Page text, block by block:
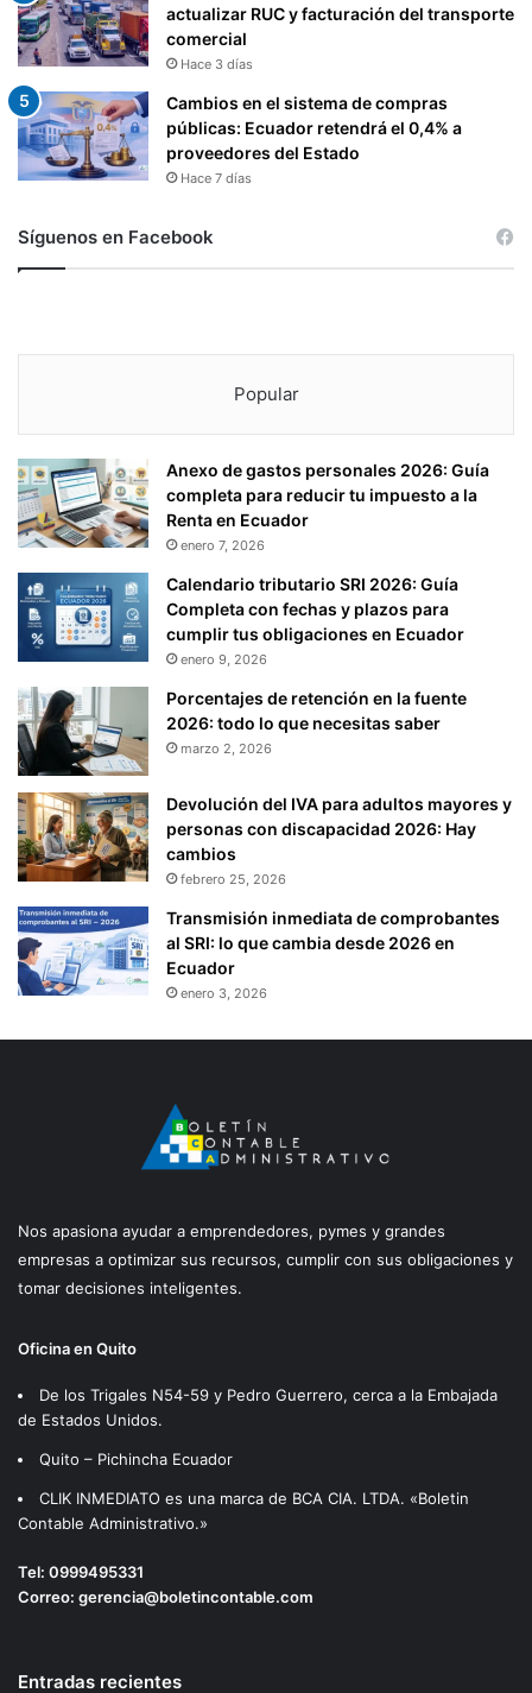
actualizar RUC y facturación del transporte
comercial
Hace 3 días
Cambios en el sistema de compras
públicas: Ecuador retendrá el 0,4% a
proveedores del Estado
Hace 7 días
Síguenos en Facebook
Popular
Anexo de gastos personales 2026: Guía
completa para reducir tu impuesto a la
Renta en Ecuador
enero 7, 2026
Calendario tributario SRI 2026: Guía
Completa con fechas y plazos para
cumplir tus obligaciones en Ecuador
enero 9, 2026
Porcentajes de retención en la fuente
2026: todo lo que necesitas saber
marzo 2, 2026
Devolución del IVA para adultos mayores y
personas con discapacidad 2026: Hay
cambios
febrero 25, 2026
Transmisión inmediata de comprobantes
al SRI: lo que cambia desde 2026 en
Ecuador
enero 3, 2026
Nos apasiona ayudar a emprendedores, pymes y grandes
empresas a optimizar sus recursos, cumplir con sus obligaciones y
tomar decisiones inteligentes.
Oficina en Quito
De los Trigales N54-59 y Pedro Guerrero, cerca a la Embajada
de Estados Unidos.
Quito – Pichincha Ecuador
CLIK INMEDIATO es una marca de BCA CIA. LTDA. «Boletin
Contable Administrativo.»
Tel: 0999495331
Correo: gerencia@boletincontable.com
Entradas recientes